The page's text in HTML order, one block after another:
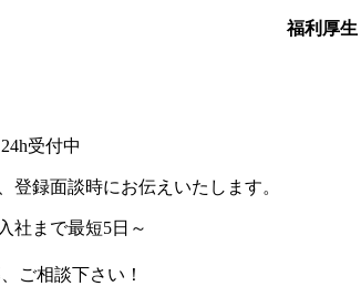
受付中
録面談時にお伝えいたします。
社まで最短5日～
ご相談下さい！
福利厚生